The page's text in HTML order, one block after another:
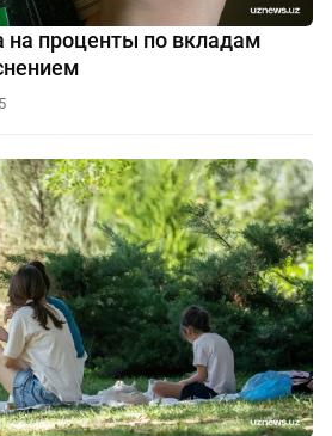
на проценты по вкладам